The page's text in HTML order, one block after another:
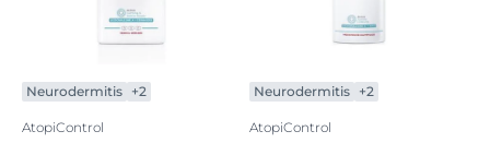
Neurodermitis +2
AtopiControl
Neurodermitis +2
AtopiControl